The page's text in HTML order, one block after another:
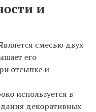
и
смесью двух
его
отсыпке и
используется в
декоративных